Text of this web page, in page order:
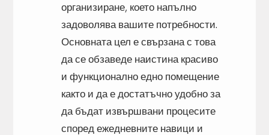
организиране, което напълно
задоволява вашите потребности.
Основната цел е свързана с това
да се обзаведе наистина красиво
и функционално едно помещение
както и да е достатъчно удобно за
да бъдат извършвани процесите
според ежедневните навици и